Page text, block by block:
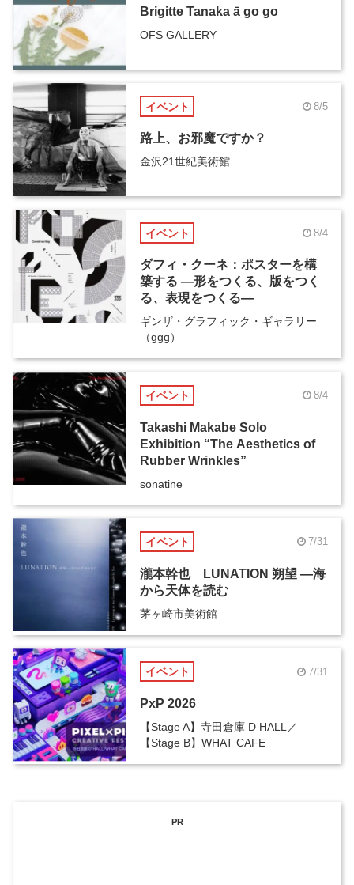
Brigitte Tanaka ā go go
OFS GALLERY
イベント 8/5
路上、お邪魔ですか？
金沢21世紀美術館
イベント 8/4
ダフィ・クーネ：ポスターを構
築する ―形をつくる、版をつく
る、表現をつくる―
ギンザ・グラフィック・ギャラリー
（ggg）
イベント 8/4
Takashi Makabe Solo
Exhibition “The Aesthetics of
Rubber Wrinkles”
sonatine
イベント 7/31
瀧本幹也 LUNATION 朔望 ―海
から天体を読む
茅ヶ崎市美術館
イベント 7/31
PxP 2026
【Stage A】寺田倉庫 D HALL／
【Stage B】WHAT CAFE
PR